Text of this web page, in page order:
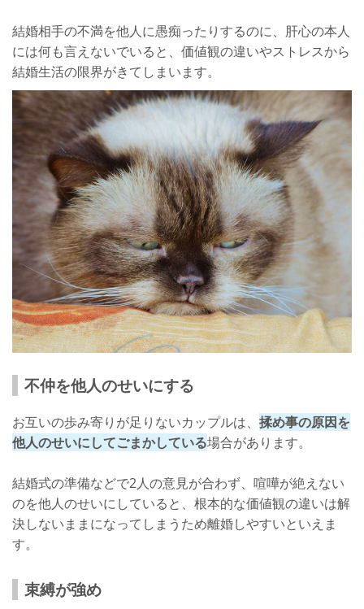
結婚相手の不満を他人に愚痴ったりするのに、肝心の本人
には何も言えないでいると、価値観の違いやストレスから
結婚生活の限界がきてしまいます。
不仲を他人のせいにする
お互いの歩み寄りが足りないカップルは、 揉め事の原因を
他人のせいにしてごまかしている場合があります。
結婚式の準備などで2人の意見が合わず、喧嘩が絶えない
のを他人のせいにしていると、根本的な価値観の違いは解
決しないままになってしまうため離婚しやすいといえま
す。
束縛が強め